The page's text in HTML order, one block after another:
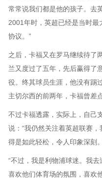
常常说我们都是他的孩子。
2001年时，英超已经是当时
协议。”
之后，卡福又在罗马继续待了
兰又度过了五年，先后赢得了
役。终其球员生涯，他没有踢
主切尔西的前两年，卡福曾差
不过卡福透露，实际上，自己
说：“我仍然关注着英超联赛
得是如此轻松，令人印象深刻
“不过，我是利物浦球迷。我
喜欢他们体育场的氛围，喜欢